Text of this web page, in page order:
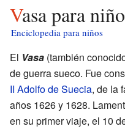
Vasa para
Enciclopedia para niños
El Vasa (también
de guerra sueco. Fue
II Adolfo de Suecia, de la
años 1626 y 1628.
en su primer viaje, el 10